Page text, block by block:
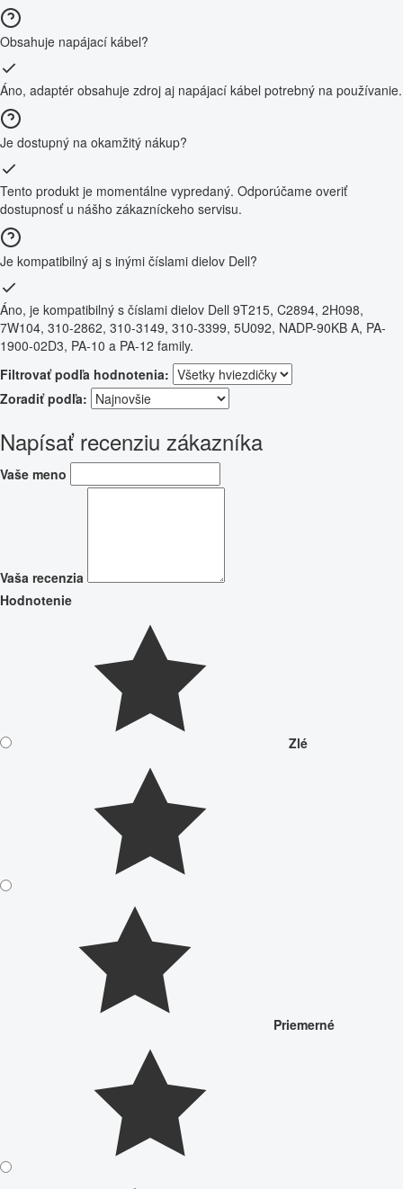
Obsahuje napájací kábel?
Áno, adaptér obsahuje zdroj aj napájací kábel potrebný na používanie.
Je dostupný na okamžitý nákup?
Tento produkt je momentálne vypredaný. Odporúčame overiť
dostupnosť u nášho zákazníckeho servisu.
Je kompatibilný aj s inými číslami dielov Dell?
Áno, je kompatibilný s číslami dielov Dell 9T215, C2894, 2H098,
7W104, 310-2862, 310-3149, 310-3399, 5U092, NADP-90KB A, PA-
1900-02D3, PA-10 a PA-12 family.
Filtrovať podľa hodnotenia:
Zoradiť podľa:
Napísať recenziu zákazníka
Vaše meno
Vaša recenzia
Hodnotenie
Zlé
Priemerné